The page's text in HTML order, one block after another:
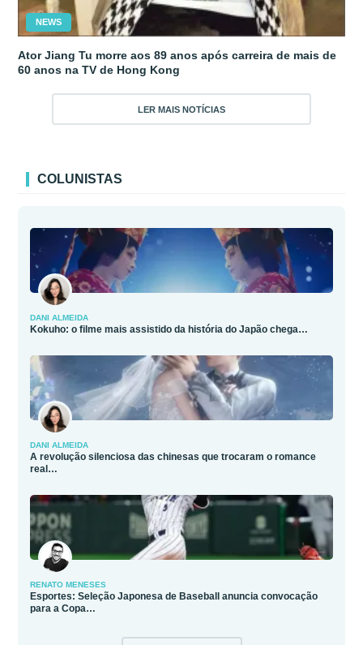
NEWS
Ator Jiang Tu morre aos 89 anos após carreira de mais de
60 anos na TV de Hong Kong
LER MAIS NOTÍCIAS
COLUNISTAS
DANI ALMEIDA
Kokuho: o filme mais assistido da história do Japão chega…
DANI ALMEIDA
A revolução silenciosa das chinesas que trocaram o romance
real…
RENATO MENESES
Esportes: Seleção Japonesa de Baseball anuncia convocação
para a Copa…